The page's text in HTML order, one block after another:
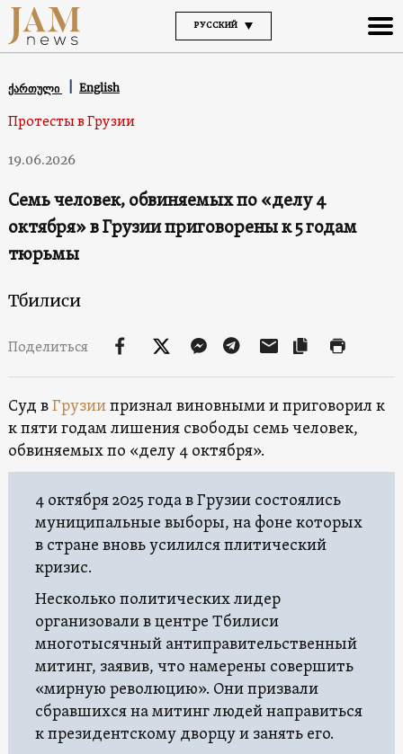
РУССКИЙ
ქართული English
Протесты в Грузии
19.06.2026
Семь человек, обвиняемых по «делу 4
октября» в Грузии приговорены к 5 годам
тюрьмы
Тбилиси
Поделиться
Суд вГрузиипризнал виновными и приговорил к
к пяти годам лишения свободы семь человек,
обвиняемых по «делу 4 октября».
4 октября 2025 года в Грузии состоялись
муниципальные выборы, на фоне которых
в стране вновь усилился плитический
кризис.
Несколько политических лидер
организовали в центре Тбилиси
многотысячный антиправительственный
митинг, заявив, что намерены совершить
«мирную революцию». Они призвали
сбравшихся на митинг людей направиться
к президентскому дворцу и занять его.